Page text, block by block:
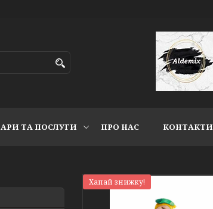
ТА ПОСЛУГИ ПРО НАС КОНТАКТИ
Хапай знижку!